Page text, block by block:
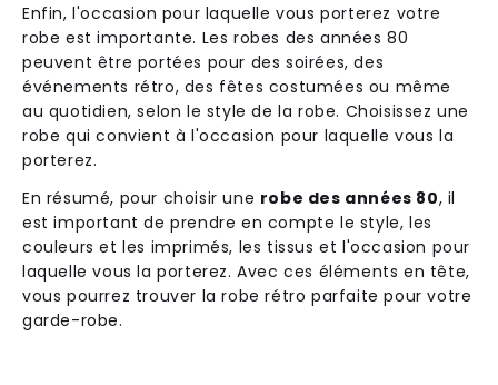
Enfin, l'occasion pour laquelle vous porterez votre
robe est importante. Les robes des années 80
peuvent être portées pour des soirées, des
événements rétro, des fêtes costumées ou même
au quotidien, selon le style de la robe. Choisissez une
robe qui convient à l'occasion pour laquelle vous la
porterez.
En résumé, pour choisir une robe des années 80, il
est important de prendre en compte le style, les
couleurs et les imprimés, les tissus et l'occasion pour
laquelle vous la porterez. Avec ces éléments en tête,
vous pourrez trouver la robe rétro parfaite pour votre
garde-robe.